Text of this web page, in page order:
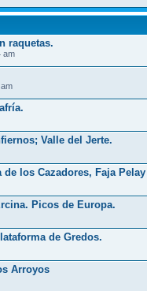
raquetas.
am
Valle del Jerte.
los Cazadores, Faja Pelay
Picos de Europa.
de Gredos.
Arroyos